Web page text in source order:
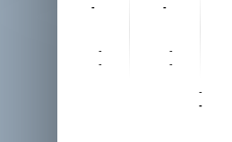
-
-
-
-
-
-
-
-